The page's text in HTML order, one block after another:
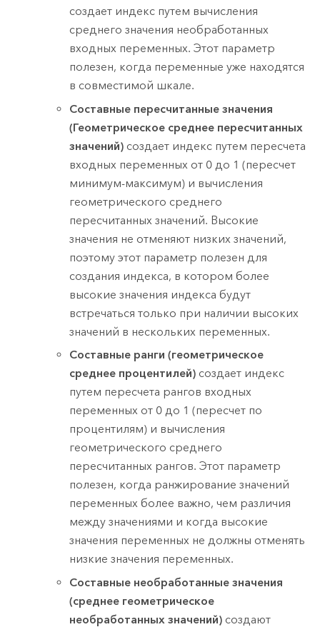
создает индекс путем вычисления
среднего значения необработанных
входных переменных. Этот параметр
полезен, когда переменные уже находятся
в совместимой шкале.
Составные пересчитанные значения
(Геометрическое среднее пересчитанных
значений) создает индекс путем пересчета
входных переменных от 0 до 1 (пересчет
минимум-максимум) и вычисления
геометрического среднего
пересчитанных значений. Высокие
значения не отменяют низких значений,
поэтому этот параметр полезен для
создания индекса, в котором более
высокие значения индекса будут
встречаться только при наличии высоких
значений в нескольких переменных.
Составные ранги (геометрическое
среднее процентилей) создает индекс
путем пересчета рангов входных
переменных от 0 до 1 (пересчет по
процентилям) и вычисления
геометрического среднего
пересчитанных рангов. Этот параметр
полезен, когда ранжирование значений
переменных более важно, чем различия
между значениями и когда высокие
значения переменных не должны отменять
низкие значения переменных.
Составные необработанные значения
(среднее геометрическое
необработанных значений) создают